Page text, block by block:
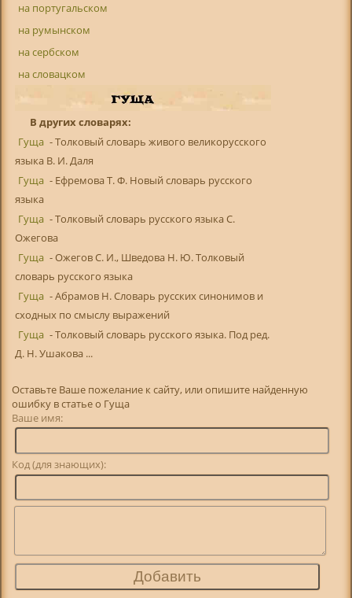
на португальском
на румынском
на сербском
на словацком
В других словарях:
Гуща - Толковый словарь живого великорусского
языка В. И. Даля
Гуща - Ефремова Т. Ф. Новый словарь русского
языка
Гуща - Толковый словарь русского языка С.
Ожегова
Гуща - Ожегов С. И., Шведова Н. Ю. Толковый
словарь русского языка
Гуща - Абрамов Н. Словарь русских синонимов и
сходных по смыслу выражений
Гуща - Толковый словарь русского языка. Под ред.
Д. Н. Ушакова ...
Оставьте Ваше пожелание к сайту, или опишите найденную
ошибку в статье о Гуща
Ваше имя:
Код (для знающих):